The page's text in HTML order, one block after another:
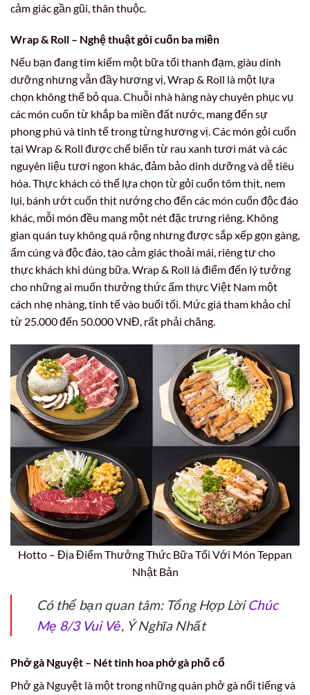
cảm giác gần gũi, thân thuộc.
Wrap & Roll – Nghệ thuật gỏi cuốn ba miền
Nếu bạn đang tìm kiếm một bữa tối thanh đạm, giàu dinh
dưỡng nhưng vẫn đầy hương vị, Wrap & Roll là một lựa
chọn không thể bỏ qua. Chuỗi nhà hàng này chuyên phục vụ
các món cuốn từ khắp ba miền đất nước, mang đến sự
phong phú và tinh tế trong từng hương vị. Các món gỏi cuốn
tại Wrap & Roll được chế biến từ rau xanh tươi mát và các
nguyên liệu tươi ngon khác, đảm bảo dinh dưỡng và dễ tiêu
hóa. Thực khách có thể lựa chọn từ gỏi cuốn tôm thịt, nem
lụi, bánh ướt cuốn thịt nướng cho đến các món cuốn độc đáo
khác, mỗi món đều mang một nét đặc trưng riêng. Không
gian quán tuy không quá rộng nhưng được sắp xếp gọn gàng,
ấm cúng và độc đáo, tạo cảm giác thoải mái, riêng tư cho
thực khách khi dùng bữa. Wrap & Roll là điểm đến lý tưởng
cho những ai muốn thưởng thức ẩm thực Việt Nam một
cách nhẹ nhàng, tinh tế vào buổi tối. Mức giá tham khảo chỉ
từ 25.000 đến 50.000 VNĐ, rất phải chăng.
Hotto – Địa Điểm Thưởng Thức Bữa Tối Với Món Teppan
Nhật Bản
Có thể bạn quan tâm: Tổng Hợp LờiChúc
Mẹ 8/3 Vui Vẻ, Ý Nghĩa Nhất
Phở gà Nguyệt – Nét tinh hoa phở gà phố cổ
Phở gà Nguyệt là một trong những quán phở gà nổi tiếng và